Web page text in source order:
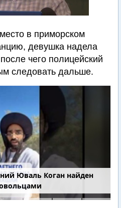
в приморском
девушка надела
чего полицейский
следовать дальше.
Юваль Коган найден